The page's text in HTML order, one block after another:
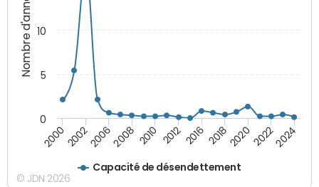
Nombre d'années
Capacité de désendettement
2000200220062008 2010 2012 2016 2018202020222024
0
5
10
© JDN 2026